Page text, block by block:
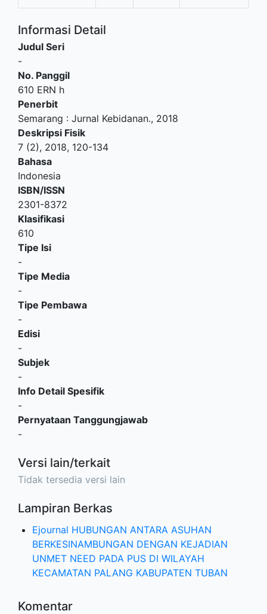
Informasi Detail
Judul Seri
-
No. Panggil
610 ERN h
Penerbit
Semarang : Jurnal Kebidanan., 2018
Deskripsi Fisik
7 (2), 2018, 120-134
Bahasa
Indonesia
ISBN/ISSN
2301-8372
Klasifikasi
610
Tipe Isi
-
Tipe Media
-
Tipe Pembawa
-
Edisi
-
Subjek
-
Info Detail Spesifik
-
Pernyataan Tanggungjawab
-
Versi lain/terkait
Tidak tersedia versi lain
Lampiran Berkas
Ejournal HUBUNGAN ANTARA ASUHAN
BERKESINAMBUNGAN DENGAN KEJADIAN
UNMET NEED PADA PUS DI WILAYAH
KECAMATAN PALANG KABUPATEN TUBAN
Komentar